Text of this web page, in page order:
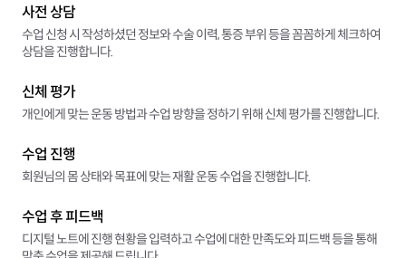
사전 상담
수업 신청 시 작성하셨던 정보와 수술 이력, 통증 부위 등을 꼼꼼하게 체크하여
상담을 진행합니다.
신체 평가
개인에게 맞는 운동 방법과 수업 방향을 정하기 위해 신체 평가를 진행합니다.
수업 진행
회원님의 몸 상태와 목표에 맞는 재활 운동 수업을 진행합니다.
수업 후 피드백
디지털 노트에 진행 현황을 입력하고 수업에 대한 만족도와 피드백 등을 통해